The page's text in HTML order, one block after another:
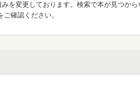
を変更しております。検索で本が見つか
ご確認ください。